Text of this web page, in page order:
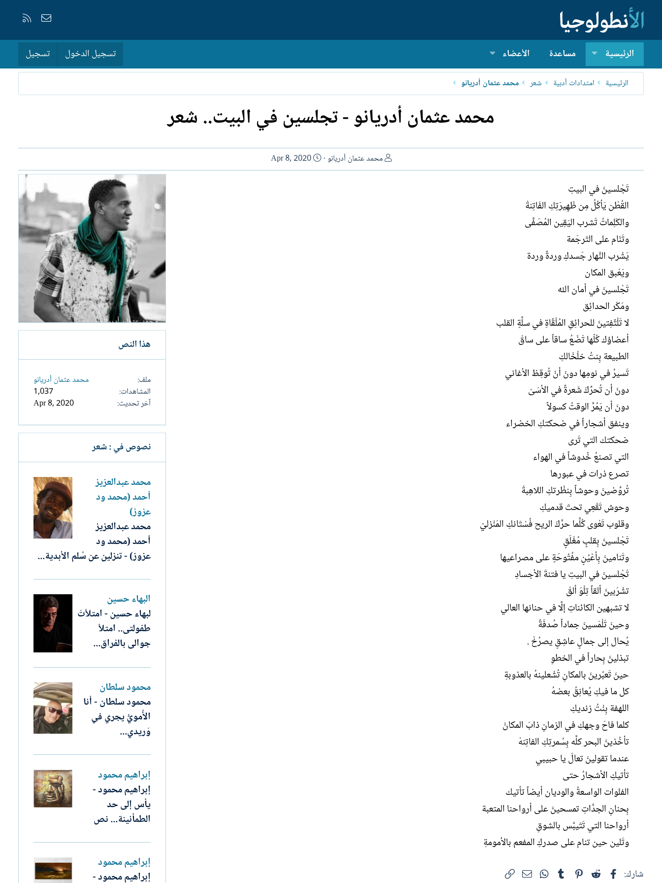
إتصل بنا
الرئيسية مساعدة الأعضاء تسجيل الدخول تسجيل
الرئيسية امتدادات أدبية شعر محمد عثمان أدريانو
محمد عثمان أدريانو - تجلسين في البيت.. شعر
ا
ل
محمد عثمان أدريانو
ت
ا
Apr 8, 2020
تَجْلسينَ في البيتِ
القُطْن يَأكُلُ مِن ظَهِيرَتِكِ الفَاتِنةْ
والكَلِماتُ تَشرب اليَقِين المُصَفَّى
وتَنَام على التَرجَمة
يَشْرب النَّهار جَسدكِ وردةً وردة
ويَعْبق المكان
تَجْلسينَ في أمان الله
ومَكْر الحدائِق
لا تَلْتًفِتينَ للحرائِقِ المُلْقًاةِ في سلَّةٍ القلب
أعضاؤك كُلّها تَضَعُ ساقاً على ساقْ
الطبيعة بِنتُ خلْخَالكِ
تَسيرُ في نومِها دونَ أنْ تُوقِظ الأغاني
دونَ أن تُحرِّكَ شَعرةً في الأسَىْ
دونَ أن يَمُرَّ الوقتُ كسولاً
وينفق أشجاراً في ضحكتكِ الخضراء
ضحكتك التي تَرى
التي تصنعُ خُدوشاً في الهواء
تصرع ذرات في عبورها
تُروِّضينَ وحوشاً بِنظْرتكِ اللاهِبةْ
وحوش تَقْعِي تحتَ قدميكِ
وقلوب تَعْوى كُلَّما حرَّكَ الريح فُسْتَانكِ المَنْزليّ
تَجْلسينَ بِقلبٍ مُغْلَقٍ
وتَنامينَ بِأعْيُنٍ مفُتُوحَةٍ على مصراعيها
تَجْلسينَ في البيتِ يا فتنةَ الأجسادِ
تشْرَبينَ ألقاً تِلْوَ ألقْ
لا تشبهين الكائناتِ إلَّا في حنانها العالي
وحينَ تَلْمَسينَ جماداً صُدفَةً
يُحال إلى جمالٍ عاشِقٍ يصرُخْ .
تبذلينَ بِحاراً في الخطوِ
حينَ تَعبُرينَ بالمكانِ تُشْعلينهُ بالعذوبةِ
كل ما فيكِ يُعانِقُ بعضهُ
اللهفة بِنْتُ زنديكِ
كلما فاحَ وجهكِ في الزمانِ ذابَ المكانْ
تأخُذينَ البحر كلَّه بِسُمرتِكِ الفاتِنهْ
عندما تقولينَ تعالَ يا حبيبي
تأتيكِ الأشجارُ حتى
الفلوات الواسعةُ والوديان أيضاً تأتيك
بِحنانِ الجدَّاتِ تمسحينَ على أرواحنا المتعبة
أرواحنا التي تَتَيبَّس بالشوقِ
وتَلين حين تنام على صدركِ المفعم بالأمومةِ
شارك: فيسبوكReddit
Pinterest
Tumblr
WhatsAppالبريد الإلكتروني
هذا النص
ملف
محمد عثمان أدريانو
المشاهدات
1,037
آخر تحديث
Apr 8, 2020
نصوص في : شعر
محمد عبدالعزيز
أحمد (محمد ود
عزوز)
محمد عبدالعزيز
أحمد (محمد ود
عزوز) - تنزلين عن سُلم الأبدية...
البهاء حسين
لبهاء حسين - امتلأتْ
طفولتى.. امتلأ
جوالى بالفراق...
محمود سلطان
محمود سلطان - أنا
الأُمويُّ يجري في
وَريدي...
إبراهيم محمود
إبراهيم محمود -
يأس إلى حد
الطمأنينة... نص
إبراهيم محمود
إبراهيم محمود -